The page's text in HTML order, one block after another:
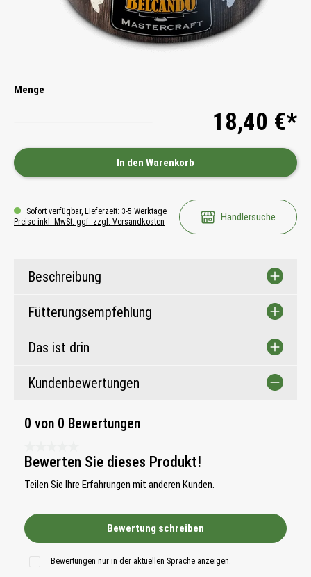
Menge
18,40 €*
In den Warenkorb
Sofort verfügbar, Lieferzeit: 3-5 Werktage
Preise inkl. MwSt. ggf. zzgl. Versandkosten
Händlersuche
Beschreibung
Fütterungsempfehlung
Das ist drin
Kundenbewertungen
0 von 0 Bewertungen
Durchschnittliche Bewertung 0 von 5 Sternen
Bewerten Sie dieses Produkt!
Teilen Sie Ihre Erfahrungen mit anderen Kunden.
Bewertung schreiben
Bewertungen nur in der aktuellen Sprache anzeigen.